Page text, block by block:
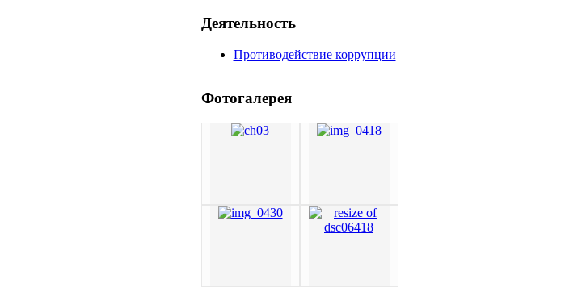
Деятельность
Противодействие коррупции
Фотогалерея